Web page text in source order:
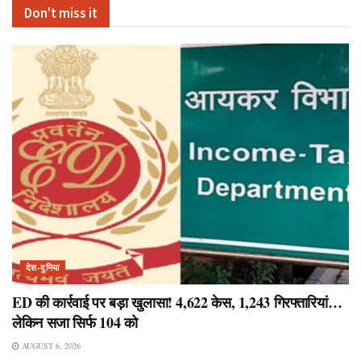
Don't miss it
देश-दुनिया
ED की कार्रवाई पर बड़ा खुलासा! 4,622 केस, 1,243 गिरफ्तारियां…
लेकिन सजा सिर्फ 104 को
AUGUST 6, 2026